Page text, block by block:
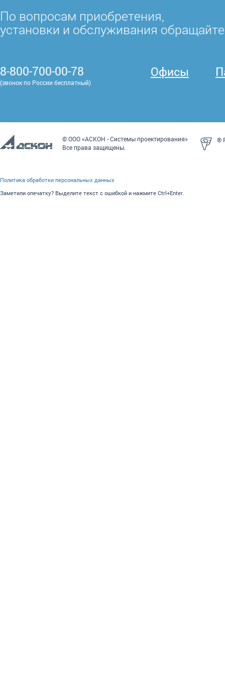
По вопросам приобретения,
установки и обслуживания
8-800-700-00-78
(звонок по России бесплатный)
Офисы
© ООО «АСКОН - Системы проектирования»
Все права защищены.
®
Политика обработки персональных данных
Заметили опечатку? Выделите текст с ошибкой и нажмите Ctrl+Enter.